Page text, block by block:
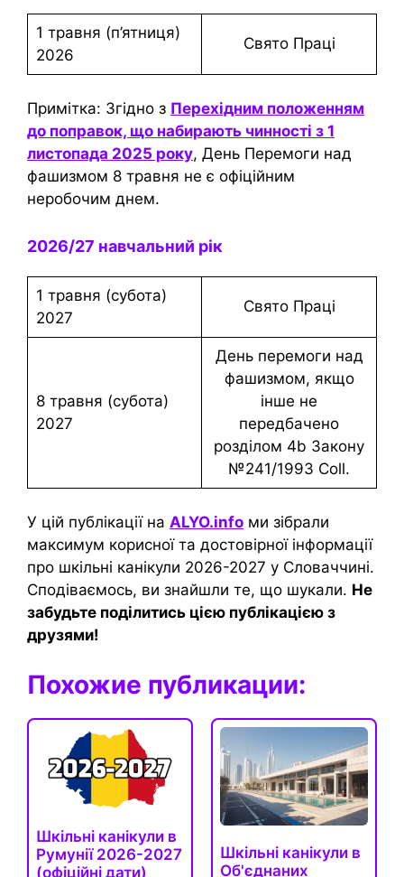
1 травня (п’ятниця)
2026
Свято Праці
Примітка: Згідно з Перехідним положенням
до поправок, що набирають чинності з 1
листопада 2025 року, День Перемоги над
фашизмом 8 травня не є офіційним
неробочим днем.
2026/27 навчальний рік
1 травня (субота)
2027
Свято Праці
8 травня (субота)
2027
День перемоги над
фашизмом, якщо
інше не
передбачено
розділом 4b Закону
№241/1993 Coll.
У цій публікації на ALYO.info ми зібрали
максимум корисної та достовірної інформації
про шкільні канікули 2026-2027 у Словаччині.
Сподіваємось, ви знайшли те, що шукали. Не
забудьте поділитись цією публікацією з
друзями!
Похожие публикации:
Шкільні канікули в
Румунії 2026-2027
(офіційні дати)
Шкільні канікули в
Об'єднаних